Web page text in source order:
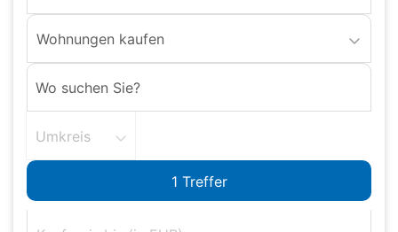
Wohnungen kaufen
Umkreis